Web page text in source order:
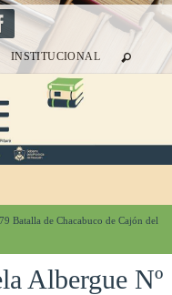
INSTITUCIONAL
Batalla de Chacabuco de Cajón del
Albergue Nº